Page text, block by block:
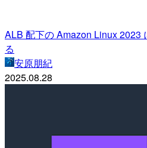
ALB 配下の Amazon Linux 2023
る
安原朋紀
2025.08.28